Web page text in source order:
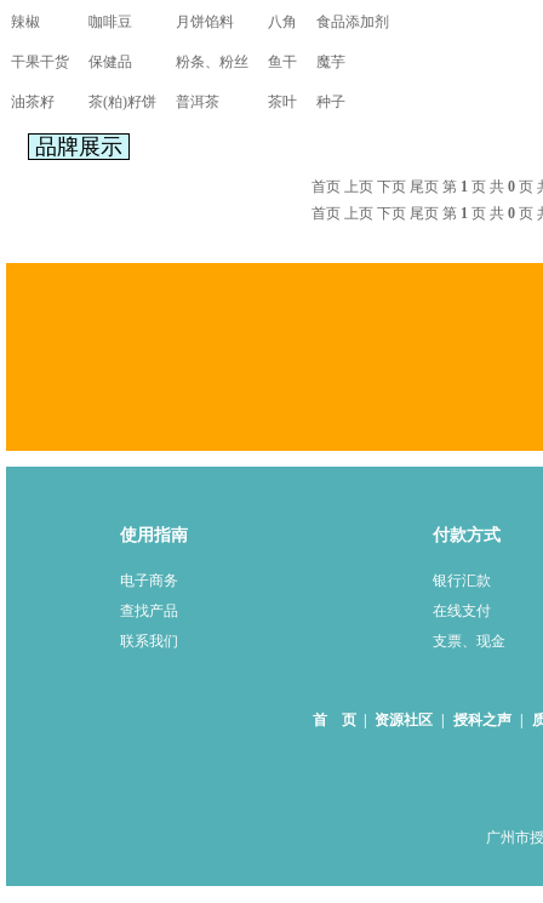
辣椒 咖啡豆 月饼馅料 八角 食品添加剂
干果干货 保健品 粉条、粉丝 鱼干 魔芋
油茶籽 茶(粕)籽饼 普洱茶 茶叶 种子
品牌展示
首页 上页 下页 尾页 第 1 页 共 0 页
首页 上页 下页 尾页 第 1 页 共 0 页
使用指南
电子商务
查找产品
联系我们
付款方式
银行汇款
在线支付
支票、现金
首 页 资源社区 授科之声
广州市